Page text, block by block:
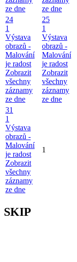
ze dne
ze dne
24
1
Výstava
obrazů -
Malování
je radost
Zobrazit
všechny
záznamy
ze dne
25
1
Výstava
obrazů -
Malování
je radost
Zobrazit
všechny
záznamy
ze dne
31
1
Výstava
obrazů -
Malování
je radost
Zobrazit
všechny
záznamy
ze dne
1
SKIP